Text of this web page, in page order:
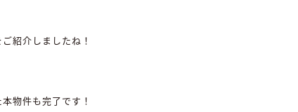
紹介しましたね！
物件も完了です！